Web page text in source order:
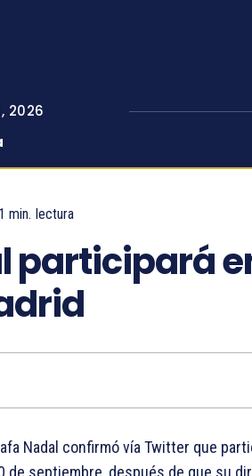
2026
1 min. lectura
participará
Nadal confirmó vía Twitter que
de septiembre, después de que su